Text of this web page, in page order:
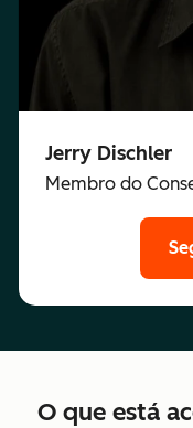
Jerry Dischler
Membro do
O que está